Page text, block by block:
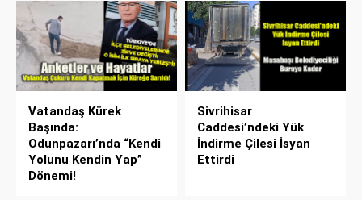
Vatandaş Kürek
Başında:
Odunpazarı’nda “Kendi
Yolunu Kendin Yap”
Dönemi!
Sivrihisar
Caddesi’ndeki Yük
İndirme Çilesi İsyan
Ettirdi